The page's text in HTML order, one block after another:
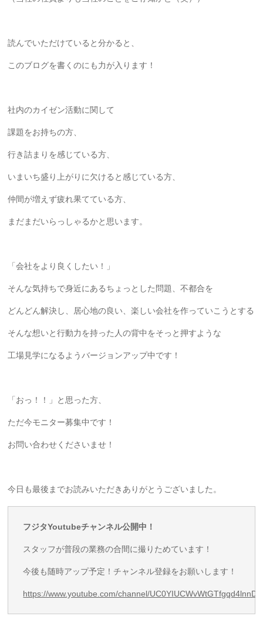
読んでいただけていると分かると、
このブログを書くのにも力が入ります！
社内のカイゼン活動に関して
課題をお持ちの方、
行き詰まりを感じている方、
いまいち盛り上がりに欠けると感じている方、
仲間が増えず疲れ果てている方、
まだまだいらっしゃるかと思います。
「会社をより良くしたい！」
そんな気持ちで身近にあるちょっとした問題、不都合を
どんどん解決し、居心地の良い、楽しい会社を作っていこうとする
そんな想いと行動力を持った人の背中をそっと押すような
工場見学になるようバージョンアップ中です！
「おっ！！」と思った方、
ただ今モニター募集中です！
お問い合わせくださいませ！
今日も最後までお読みいただきありがとうございました。
フジタYoutubeチャンネル公開中！
スタッフが普段の業務の合間に撮りためています！
今後も随時アップ予定！チャンネル登録をお願いします！
https://www.youtube.com/channel/